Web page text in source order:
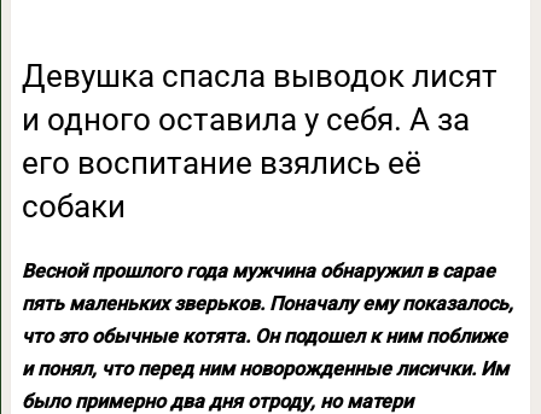
Девушка спасла выводок лисят
и одного оставила у себя. А за
его воспитание взялись её
собаки
Весной прошлого года мужчина обнаружил в сарае
пять маленьких зверьков. Поначалу ему показалось,
что это обычные котята. Он подошел к ним поближе
и понял, что перед ним новорожденные лисички. Им
было примерно два дня отроду, но матери